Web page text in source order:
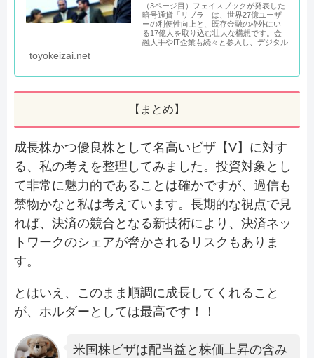
（3ページ目）フェイスブックが発表した
暗号通貨「リブラ」は、世界27億ユーザ
ーの利便性向上と、既存金融の枠外にい
る17億人を取り込む壮大な構想です。金
融大手やIT企業も続々と参入し、デジタル
のは誰でしょうか。（こ...
toyokeizai.net
【まとめ】
成長株かつ優良株として名高いビザ【V】に対す
る、私の考えを整理してみました。投資対象とし
て非常に魅力的であることは確かですが、過信も
禁物かなと私は考えています。長期的な視点で見
れば、決済の競合となる新技術により、決済ネッ
トワークのシェアが脅かされるリスクもありま
す。
とはいえ、このまま順調に成長してくれること
が、ホルダーとしては最高です！！
米国株ビザは配当益と株価上昇の含み